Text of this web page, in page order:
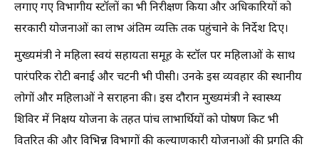
लगाए गए विभागीय स्टॉलों का भी निरीक्षण किया और अधिकारियों को
सरकारी योजनाओं का लाभ अंतिम व्यक्ति तक पहुंचाने के निर्देश दिए।
मुख्यमंत्री ने महिला स्वयं सहायता समूह के स्टॉल पर महिलाओं के साथ
पारंपरिक रोटी बनाई और चटनी भी पीसी। उनके इस व्यवहार की स्थानीय
लोगों और महिलाओं ने सराहना की। इस दौरान मुख्यमंत्री ने स्वास्थ्य
शिविर में निक्षय योजना के तहत पांच लाभार्थियों को पोषण किट भी
वितरित की और विभिन्न विभागों की कल्याणकारी योजनाओं की प्रगति की